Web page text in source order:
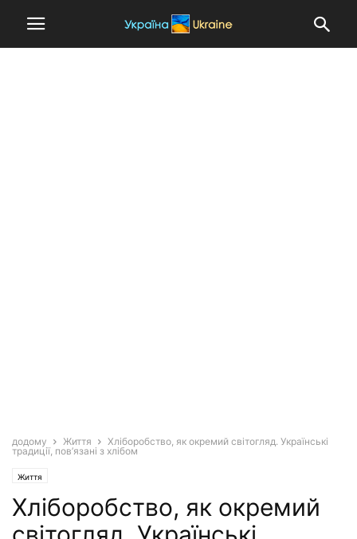
додому Життя
Хліборобство, як окремий світогляд. Українські
традиції, пов’язані з хлібом
Життя
Хліборобство, як окремий